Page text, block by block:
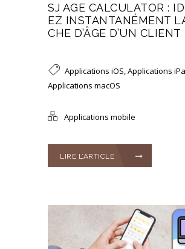
SJ AGE CALCULATOR :
EZ INSTANTANÉMENT
CHE D’ÂGE D’UN CLIENT
Applications iOS Applications
Applications macOS
Applications mobile
LIRE L’ARTICLE